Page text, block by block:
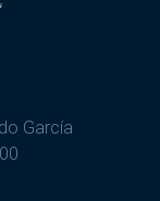
García